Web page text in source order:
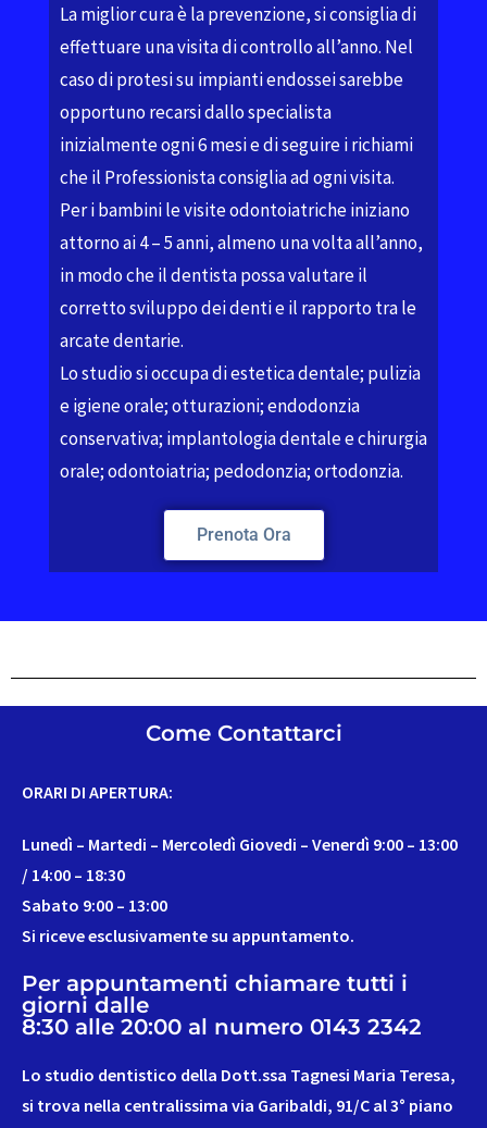
La miglior cura è la prevenzione, si consiglia di
effettuare una visita di controllo all’anno. Nel
caso di protesi su impianti endossei sarebbe
opportuno recarsi dallo specialista
inizialmente ogni 6 mesi e di seguire i richiami
che il Professionista consiglia ad ogni visita.
Per i bambini le visite odontoiatriche iniziano
attorno ai 4 – 5 anni, almeno una volta all’anno,
in modo che il dentista possa valutare il
corretto sviluppo dei denti e il rapporto tra le
arcate dentarie.
Lo studio si occupa di estetica dentale; pulizia
e igiene orale; otturazioni; endodonzia
conservativa; implantologia dentale e chirurgia
orale; odontoiatria; pedodonzia; ortodonzia.
Prenota Ora
Come Contattarci
ORARI DI APERTURA:
Lunedì – Martedi – Mercoledì Giovedi – Venerdì 9:00 – 13:00
/ 14:00 – 18:30
Sabato 9:00 – 13:00
Si riceve esclusivamente su appuntamento.
Per appuntamenti chiamare tutti i
giorni dalle
8:30 alle 20:00 al numero 0143 2342
Lo studio dentistico della Dott.ssa Tagnesi Maria Teresa,
si trova nella centralissima via Garibaldi, 91/C al 3° piano